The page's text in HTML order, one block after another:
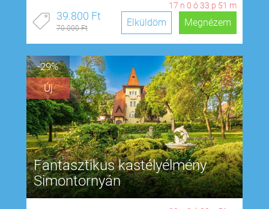
17 n 0 ó33 p 50 m
39.800 Ft
70.000 Ft Megnézem
Elküldöm
-29%
Új
Fantasztikus kastélyélmény
Simontornyán